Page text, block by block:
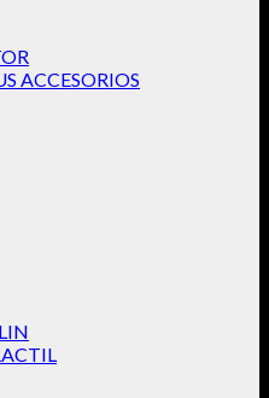
ACCESORIOS